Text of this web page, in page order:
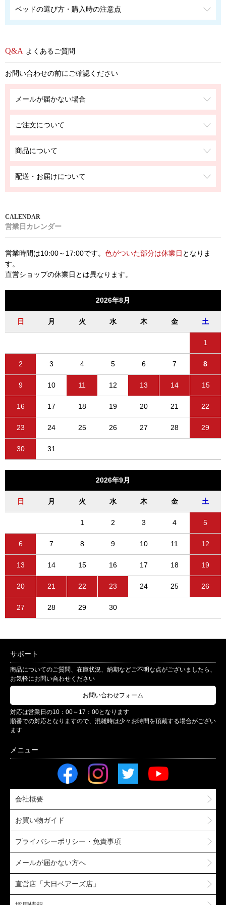
ベッドの選び方・購入時の注意点
よくあるご質問
お問い合わせの前にご確認ください
メールが届かない場合
ご注文について
商品について
配送・お届けについて
営業日カレンダー
営業時間は10:00～17:00です。 色がついた部分は休業日 となりま
す。
直営ショップの休業日とは異なります。
2026年8月
日 月 火 水 木 金 土
1
2 3 4 5 6 7 8
9 10 11 12 13 14 15
16 17 18 19 20 21 22
23 24 25 26 27 28 29
30 31
2026年9月
日 月 火 水 木 金 土
1 2 3 4 5
6 7 8 9 10 11 12
13 14 15 16 17 18 19
20 21 22 23 24 25 26
27 28 29 30
サポート
商品についてのご質問、在庫状況、納期などご不明な点がございましたら、
お気軽にお問い合わせください
お問い合わせフォーム
対応は営業日の10：00～17：00となります
順番での対応となりますので、混雑時は少々お時間を頂戴する場合がござい
ます
会社概要
お買い物ガイド
プライバシーポリシー・免責事項
メールが届かない方へ
直営店「大日ベアーズ店」